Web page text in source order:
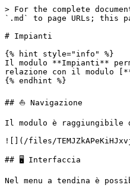
> For the complete
`.md` to page URLs; this
# Impianti
{% hint style="info" %}
Il modulo **Impianti**
relazione con il modulo
{% endhint %}
## ⛵ Navigazione
Il modulo è
![](/files/
## 🖥️ Interfaccia
Nel menu a tendina è